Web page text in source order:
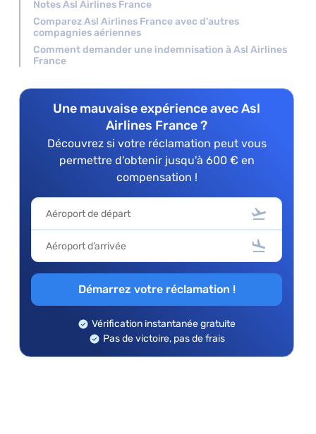
Notes Asl Airlines France
Comparez Asl Airlines France avec d'autres
compagnies aériennes
Comment demander une indemnisation à Asl Airlines
France
Une mauvaise expérience avec Asl
Airlines France ?
Découvrez si votre réclamation peut vous
permettre d'obtenir jusqu'à 600 € en
compensation !
Démarrez votre réclamation !
Vérification instantanée gratuite
Pas de victoire, pas de frais